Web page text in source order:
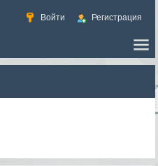
Войти Регистрация